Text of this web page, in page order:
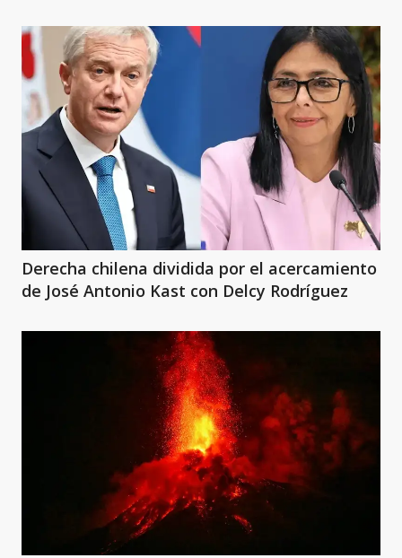
Derecha chilena dividida por el acercamiento
de José Antonio Kast con Delcy Rodríguez